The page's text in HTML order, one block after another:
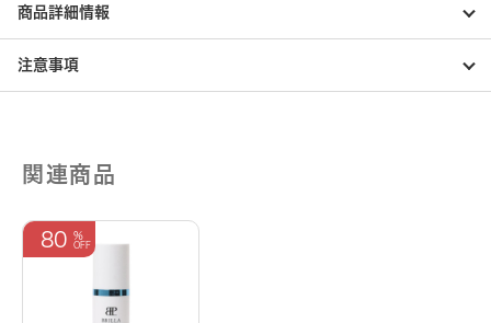
商品詳細情報
注意事項
関連商品
80